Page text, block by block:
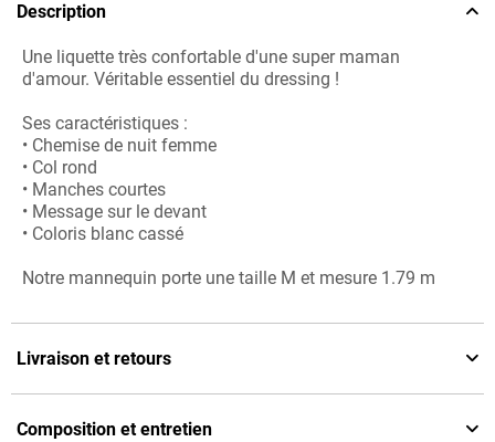
Description
Une liquette très confortable d'une super maman
d'amour. Véritable essentiel du dressing !
Ses caractéristiques :
• Chemise de nuit femme
• Col rond
• Manches courtes
• Message sur le devant
• Coloris blanc cassé
Notre mannequin porte une taille M et mesure 1.79 m
Livraison et retours
Composition et entretien